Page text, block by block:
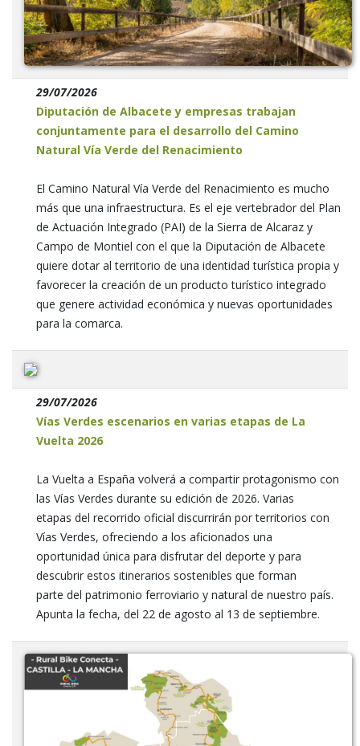
29/07/2026
Diputación de Albacete y empresas trabajan
conjuntamente para el desarrollo del Camino
Natural Vía Verde del Renacimiento
El Camino Natural Vía Verde del Renacimiento es mucho
más que una infraestructura. Es el eje vertebrador del Plan
de Actuación Integrado (PAI) de la Sierra de Alcaraz y
Campo de Montiel con el que la Diputación de Albacete
quiere dotar al territorio de una identidad turística propia y
favorecer la creación de un producto turístico integrado
que genere actividad económica y nuevas oportunidades
para la comarca.
29/07/2026
Vías Verdes escenarios en varias etapas de La
Vuelta 2026
La Vuelta a España volverá a compartir protagonismo con
las Vías Verdes durante su edición de 2026. Varias
etapas del recorrido oficial discurrirán por territorios con
Vías Verdes, ofreciendo a los aficionados una
oportunidad única para disfrutar del deporte y para
descubrir estos itinerarios sostenibles que forman
parte del patrimonio ferroviario y natural de nuestro país.
Apunta la fecha, del 22 de agosto al 13 de septiembre.